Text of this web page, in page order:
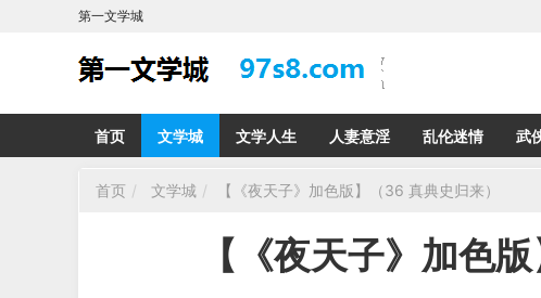
第一文学城
首页 文学城 文学人生 人妻意淫 乱伦迷情 武
首页 文学城 【《夜天子》加色版】（36 真典史归来）
【《夜天子》加色